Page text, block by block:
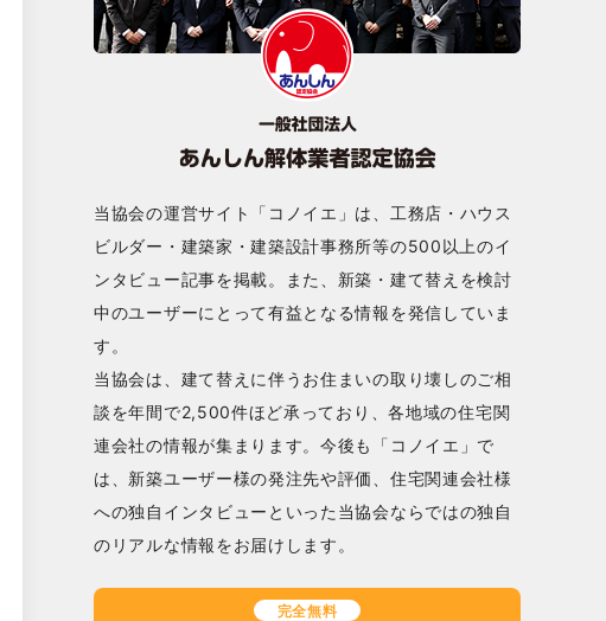
当協会の運営サイト「コノイエ」は、工務店・ハウス
ビルダー・建築家・建築設計事務所等の500以上のイ
ンタビュー記事を掲載。また、新築・建て替えを検討
中のユーザーにとって有益となる情報を発信していま
す。
当協会は、建て替えに伴うお住まいの取り壊しのご相
談を年間で2,500件ほど承っており、各地域の住宅関
連会社の情報が集まります。今後も「コノイエ」で
は、新築ユーザー様の発注先や評価、住宅関連会社様
への独自インタビューといった当協会ならではの独自
のリアルな情報をお届けします。
完全無料